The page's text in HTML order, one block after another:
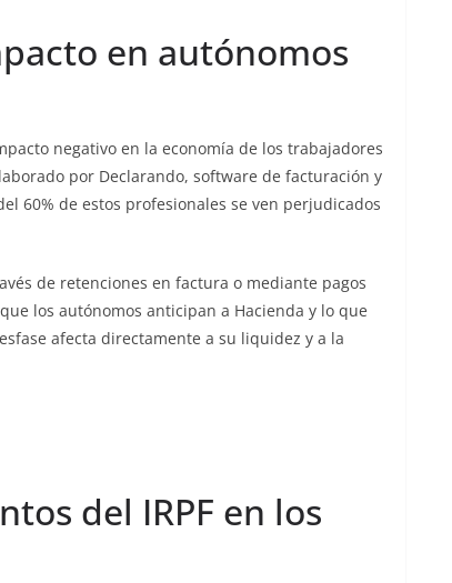
en autónomos
negativo en la economía de los trabajadores
por Declarando, software de facturación y
60% de estos profesionales se ven perjudicados
de retenciones en factura o mediante pagos
los autónomos anticipan a Hacienda y lo que
afecta directamente a su liquidez y a la
del IRPF en los